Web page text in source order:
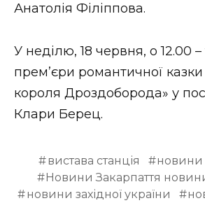
Анатолія Філіппова.
У неділю, 18 червня, о 12.00 –
прем’єри романтичної казки
короля Дроздоборода» у
Клари Берец.
вистава станція
новини
Новини Закарпаття
новини західної україни